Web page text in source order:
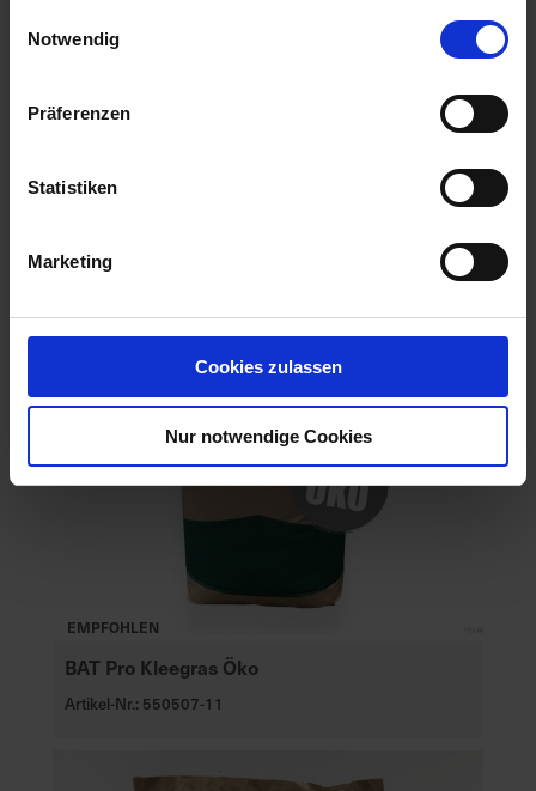
Notwendig
Präferenzen
Statistiken
Marketing
Cookies zulassen
Nur notwendige Cookies
BAT Pro Premium Nachsaat Klee
EMPFOHLEN
BAT Pro Kleegras Öko
Artikel-Nr.: 550507-11